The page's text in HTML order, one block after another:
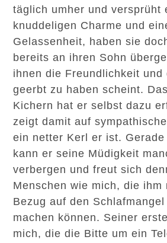
täglich umher und versprüht
knuddeligen Charme und
Gelassenheit, haben sie
bereits an ihren Sohn
ihnen die Freundlichkeit und
geerbt zu haben scheint.
Kichern hat er selbst dazu
zeigt damit auf
ein netter Kerl er ist. Gerade
kann er seine Müdigkeit
verbergen und freut sich
Menschen wie mich, die ihm
Bezug auf den
machen können. Seiner
mich, die die Bitte um ein